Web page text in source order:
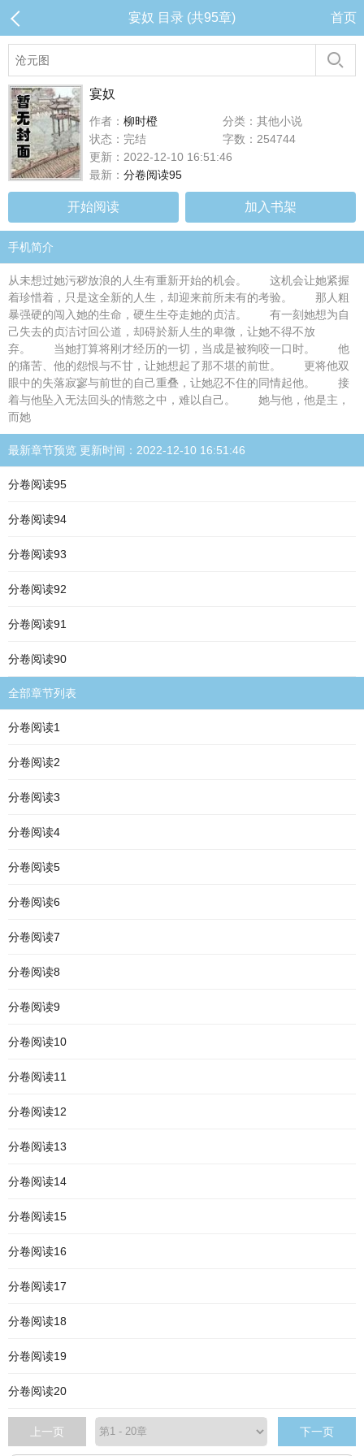
宴奴 目录 (共95章) 首页
宴奴
作者： 柳时橙
分类：其他小说
状态：完结
字数：254744
更新：2022-12-10 16:51:46
最新： 分卷阅读95
开始阅读 加入书架
手机简介
从未想过她污秽放浪的人生有重新开始的机会。 这机会让她紧握
着珍惜着，只是这全新的人生，却迎来前所未有的考验。 那人粗
暴强硬的闯入她的生命，硬生生夺走她的贞洁。 有一刻她想为自
己失去的贞洁讨回公道，却碍於新人生的卑微，让她不得不放
弃。 当她打算将刚才经历的一切，当成是被狗咬一口时。 他
的痛苦、他的怨恨与不甘，让她想起了那不堪的前世。 更将他双
眼中的失落寂寥与前世的自己重叠，让她忍不住的同情起他。 接
着与他坠入无法回头的情慾之中，难以自己。 她与他，他是主，
而她
最新章节预览 更新时间：2022-12-10 16:51:46
分卷阅读95
分卷阅读94
分卷阅读93
分卷阅读92
分卷阅读91
分卷阅读90
全部章节列表
分卷阅读1
分卷阅读2
分卷阅读3
分卷阅读4
分卷阅读5
分卷阅读6
分卷阅读7
分卷阅读8
分卷阅读9
分卷阅读10
分卷阅读11
分卷阅读12
分卷阅读13
分卷阅读14
分卷阅读15
分卷阅读16
分卷阅读17
分卷阅读18
分卷阅读19
分卷阅读20
上一页 下一页